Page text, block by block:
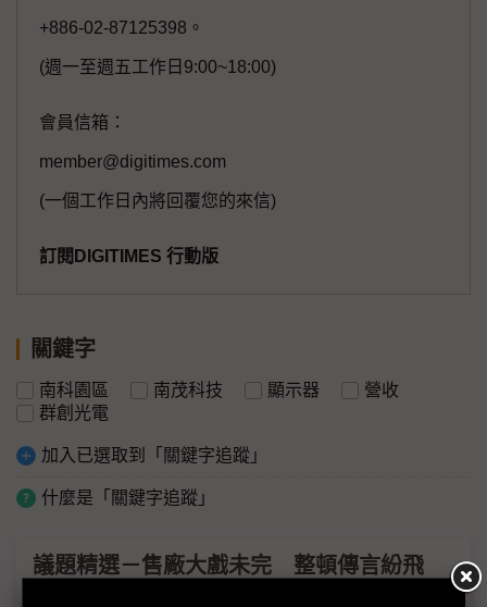
+886-02-87125398。
(週一至週五工作日9:00~18:00)
會員信箱：
member@digitimes.com
(一個工作日內將回覆您的來信)
訂閱DIGITIMES 行動版
關鍵字
南科園區 南茂科技 顯示器
營收
群創光電
加入已選取到「關鍵字追蹤」
什麼是「關鍵字追蹤」
議題精選－售廠大戲未完 整頓傳言紛飛